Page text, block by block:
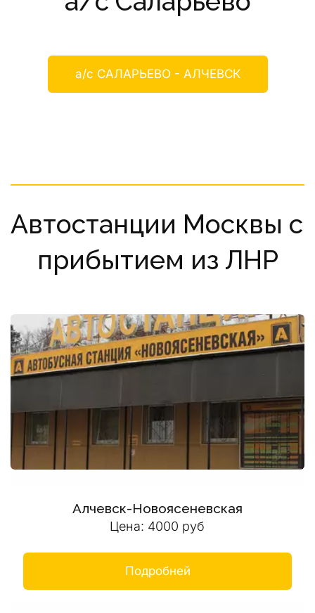
а/с САЛАРЬЕВО - АЛЧЕВСК
Автостанции Москвы с
прибытием из ЛНР
Алчевск-Новоясеневская
Цена: 4000 руб
Подробней